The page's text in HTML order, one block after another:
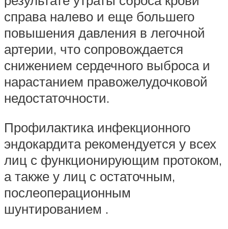
справа налево и еще большего
повышения давления в легочной
артерии, что сопровождается
снижением сердечного выброса и
нарастанием правожелудочковой
недостаточности.
Профилактика инфекционного
эндокардита рекомендуется у всех
лиц с функционирующим протоком,
а также у лиц с остаточным,
послеоперационным
шунтированием .